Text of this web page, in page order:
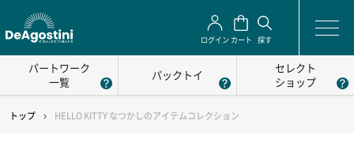
ログイン カート 探す
パートワーク
一覧
パックトイ
セレクト
ショップ
トップ HELLO KITTY なつかしのアイテムコレクション